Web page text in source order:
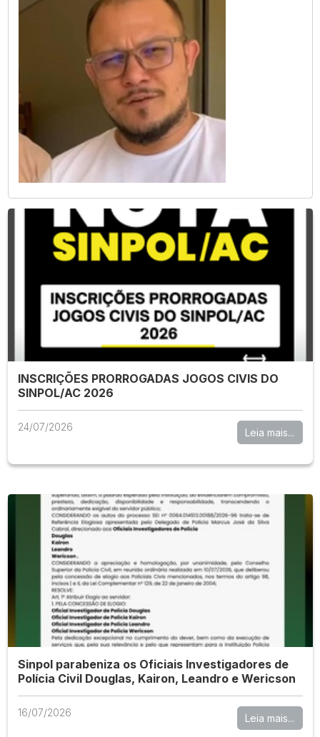
INSCRIÇÕES PRORROGADAS JOGOS CIVIS DO
SINPOL/AC 2026
24/07/2026 Leia mais...
Sinpol parabeniza os Oficiais Investigadores de
Polícia Civil Douglas, Kairon, Leandro e Wericson
16/07/2026 Leia mais...